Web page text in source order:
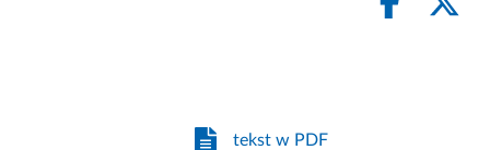
tekst w PDF